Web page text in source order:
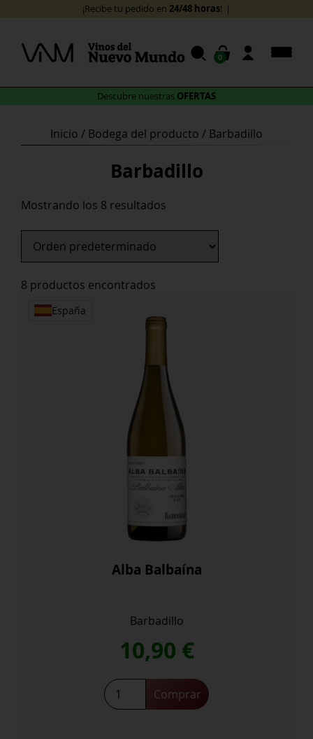
content
Descubre nuestras OFERTAS
¡Recibe tu pedido en 24/48 horas!
0
Inicio / Bodega del producto / Barbadillo
Barbadillo
Mostrando los 8 resultados
8 productos encontrados
España
Alba Balbaína
Barbadillo
10,90 €
Alba
Balbaína
Comprar